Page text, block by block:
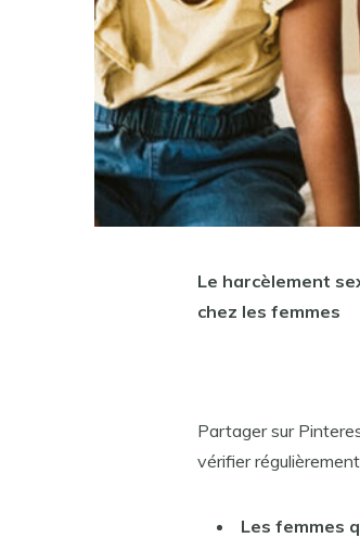
Le harcèlement
chez les femmes
Partager sur
vérifier
Les femmes